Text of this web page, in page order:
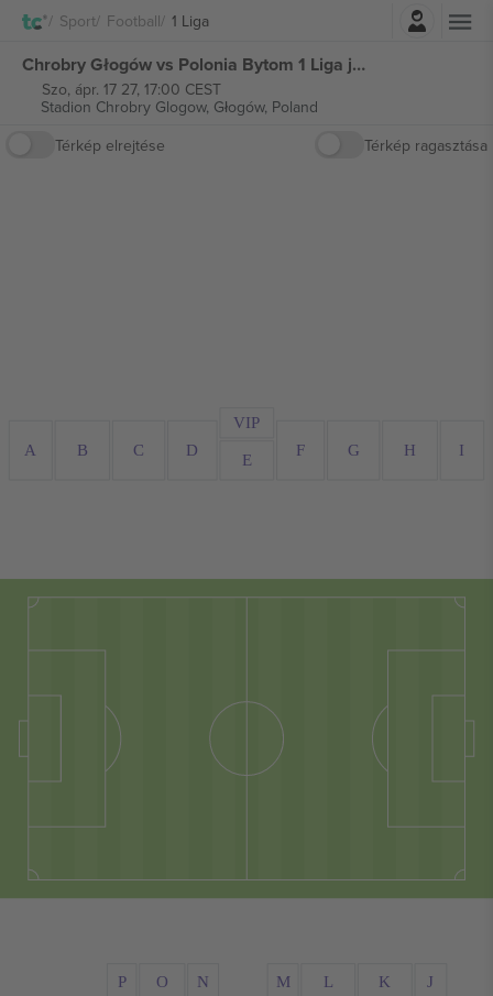
Sport Football 1 Liga
Chrobry Głogów vs Polonia Bytom 1 Liga jegyek
Szo, ápr. 17 27, 17:00 CEST
Stadion Chrobry Glogow, Głogów, Poland
Térkép elrejtése
Térkép ragasztása
A B C D
E
F G H I
P O N M L K J
VIP